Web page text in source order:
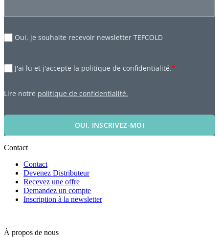
Oui, je souhaite recevoir newsletter TEFCOLD
J'ai lu et j'accepte la politique de confidentialité.*
Lire notre politique de confidentialité.
OUI, INSCRIVEZ-MOI
Contact
Contact
Devenez Distributeur
Recevez une offre
Demandez un compte
Inscription à la newsletter
À propos de nous